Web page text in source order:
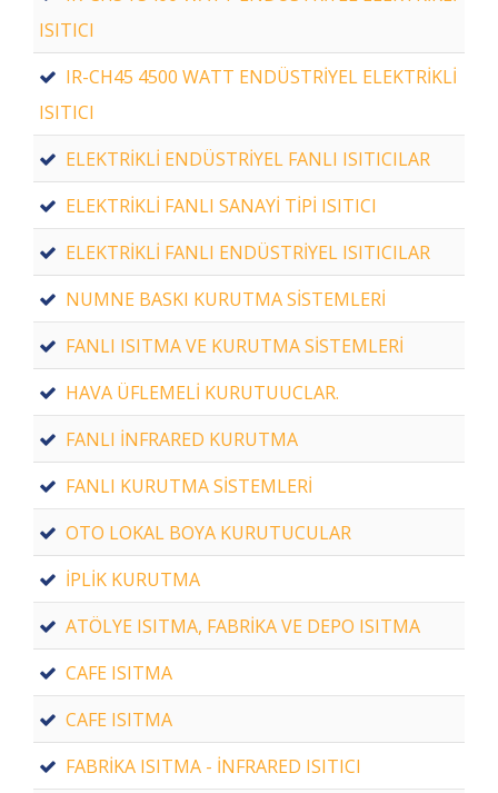
ISITICI
IR-CH45 4500 WATT ENDÜSTRİYEL ELEKTRİKLİ
ISITICI
ELEKTRİKLİ ENDÜSTRİYEL FANLI ISITICILAR
ELEKTRİKLİ FANLI SANAYİ TİPİ ISITICI
ELEKTRİKLİ FANLI ENDÜSTRİYEL ISITICILAR
NUMNE BASKI KURUTMA SİSTEMLERİ
FANLI ISITMA VE KURUTMA SİSTEMLERİ
HAVA ÜFLEMELİ KURUTUUCLAR.
FANLI İNFRARED KURUTMA
FANLI KURUTMA SİSTEMLERİ
OTO LOKAL BOYA KURUTUCULAR
İPLİK KURUTMA
ATÖLYE ISITMA, FABRİKA VE DEPO ISITMA
CAFE ISITMA
CAFE ISITMA
FABRİKA ISITMA - İNFRARED ISITICI